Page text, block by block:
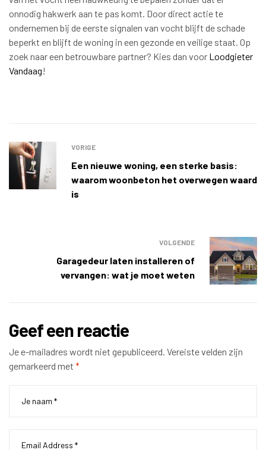
onnodig hakwerk aan te pas komt. Door direct actie te
ondernemen bij de eerste signalen van vocht blijft de schade
beperkt en blijft de woning in een gezonde en veilige staat. Op
zoek naar een betrouwbare partner? Kies dan voor Loodgieter
Vandaag!
VORIGE
Een nieuwe woning, een sterke basis:
waarom woonbeton het overwegen waard
is
VOLGENDE
Garagedeur laten installeren of
vervangen: wat je moet weten
Geef een reactie
Je e-mailadres wordt niet gepubliceerd. Vereiste velden zijn
gemarkeerd met *